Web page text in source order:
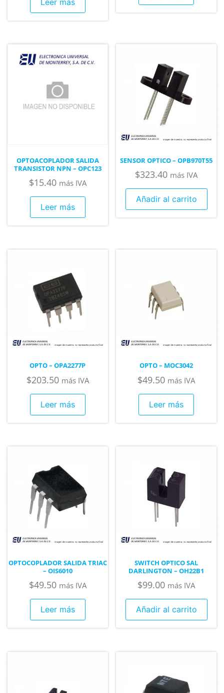
OPTOACOPLADOR SALIDA
TRANSISTOR NPN – OPC123
$15.40 más IVA
Leer más
SENSOR OPTICO – OPB970T55
$323.40 más IVA
Añadir al carrito
OPTO – OPA2277P
$203.50 más IVA
Leer más
OPTO – MOC3042
$49.50 más IVA
Leer más
OPTOCOPLADOR SALIDA TRIAC
– OIS6010
$49.50 más IVA
Leer más
SWITCH OPTICO SAL
DARLINGTON – OH22B1
$99.00 más IVA
Añadir al carrito